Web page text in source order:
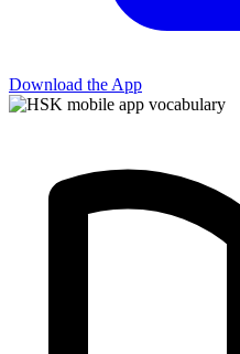
Download the App